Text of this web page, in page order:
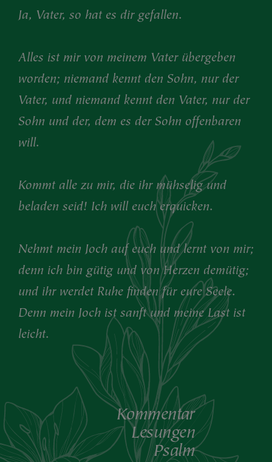
Ja, Vater, so hat es dir gefallen.
Alles ist mir von meinem Vater übergeben
worden; niemand kennt den Sohn, nur der
Vater, und niemand kennt den Vater, nur der
Sohn und der, dem es der Sohn offenbaren
will.
Kommt alle zu mir, die ihr mühselig und
beladen seid! Ich will euch erquicken.
Nehmt mein Joch auf euch und lernt von mir;
denn ich bin gütig und von Herzen demütig;
und ihr werdet Ruhe finden für eure Seele.
Denn mein Joch ist sanft und meine Last ist
leicht.
Kommentar
Lesungen
Psalm